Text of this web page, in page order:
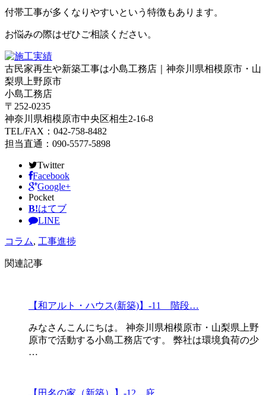
付帯工事が多くなりやすいという特徴もあります。
お悩みの際はぜひご相談ください。
古民家再生や新築工事は小島工務店｜神奈川県相模原市・山
梨県上野原市
小島工務店
〒252-0235
神奈川県相模原市中央区相生2-16-8
TEL/FAX：042-758-8482
担当直通：090-5577-5898
Twitter
Facebook
Google+
Pocket
B!はてブ
LINE
コラム, 工事進捗
関連記事
【和アルト・ハウス(新築)】-11 階段…
みなさんこんにちは。 神奈川県相模原市・山梨県上野
原市で活動する小島工務店です。 弊社は環境負荷の少
…
【田名の家（新築）】-12 庇